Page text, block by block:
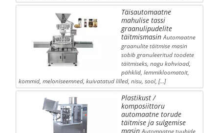
Täisautomaatne
mahulise tassi
graanulipudelite
täitmismasin Automaatne
graanulite täitmise masin
sobib granuleeritud toodete
täitmiseks, nagu kohvioad,
pähklid, lemmikloomatoit,
kommid, meloniseemned, kuivatatud lilled, nisu, sool, […]
Plastikust /
komposiittoru
automaatne torude
täitmise ja sulgemise
masin Automaatne tuubide